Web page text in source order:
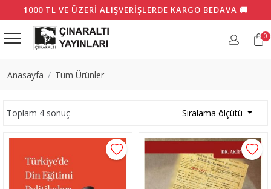
1000 TL VE ÜZERI ALIŞVERIŞLERDE KARGO BEDAVA 🚚
0
Anasayfa Tüm Ürünler
Toplam 4 sonuç Sıralama ölçütü